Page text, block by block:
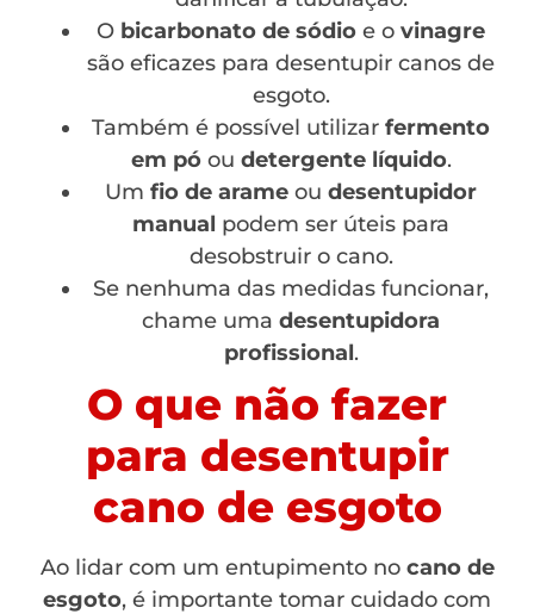
O bicarbonato de sódio e o vinagre
são eficazes para desentupir canos de
esgoto.
Também é possível utilizar fermento
em póou detergente líquido.
Um fio de arame ou desentupidor
manual podem ser úteis para
desobstruir o cano.
Se nenhuma das medidas funcionar,
chame uma desentupidora
profissional.
O que não fazer
para desentupir
cano de esgoto
Ao lidar com um entupimento no cano de
esgoto, é importante tomar cuidado com